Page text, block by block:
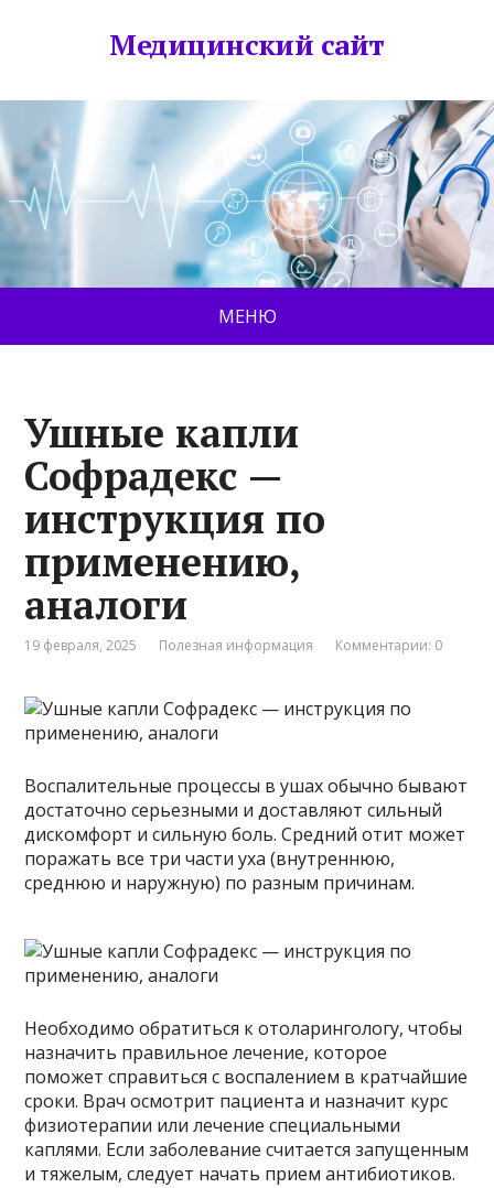
Медицинский сайт
МЕНЮ
Ушные капли
Софрадекс —
инструкция по
применению,
аналоги
19 февраля, 2025 Полезная информация Комментарии: 0
Воспалительные процессы в ушах обычно бывают
достаточно серьезными и доставляют сильный
дискомфорт и сильную боль. Средний отит может
поражать все три части уха (внутреннюю,
среднюю и наружную) по разным причинам.
Необходимо обратиться к отоларингологу, чтобы
назначить правильное лечение, которое
поможет справиться с воспалением в кратчайшие
сроки. Врач осмотрит пациента и назначит курс
физиотерапии или лечение специальными
каплями. Если заболевание считается запущенным
и тяжелым, следует начать прием антибиотиков.